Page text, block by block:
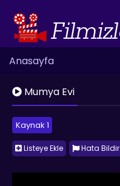
Anasayfa
Mumya Evi
Kaynak 1
Listeye Ekle Hata Bildir